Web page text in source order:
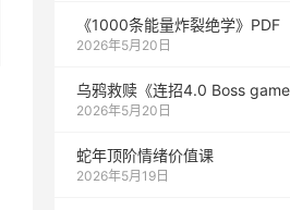
《1000‮能条‬‎量‮裂炸‬‎绝学》PDF
2026年5月20日
乌鸦救赎《连招4.0 Boss game
2026年5月20日
蛇年顶阶情绪价值课
2026年5月19日